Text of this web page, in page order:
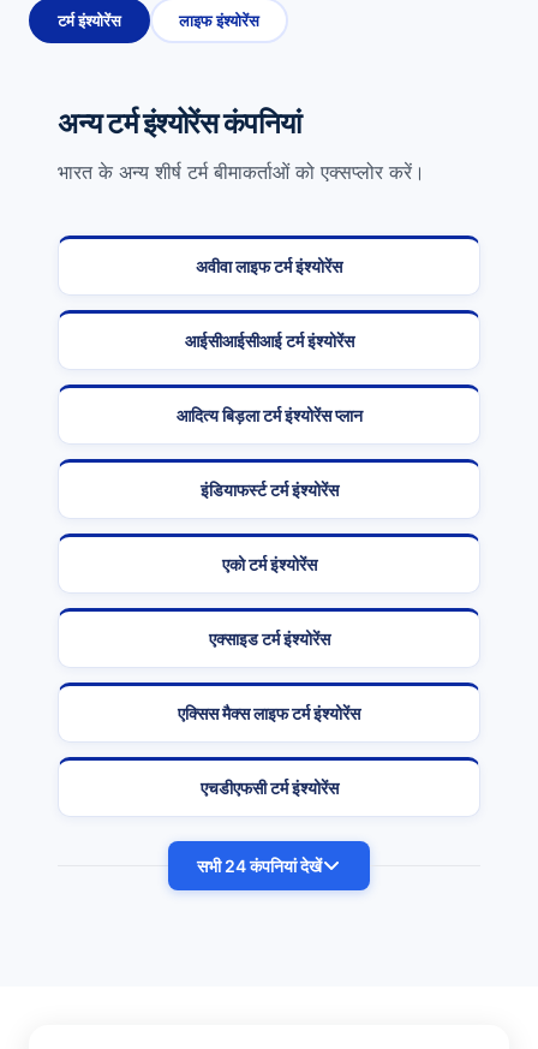
टर्म इंश्योरेंस लाइफ इंश्योरेंस
अन्य टर्म इंश्योरेंस कंपनियां
भारत के अन्य शीर्ष टर्म बीमाकर्ताओं को एक्सप्लोर करें।
अवीवा लाइफ टर्म इंश्योरेंस
आईसीआईसीआई टर्म इंश्योरेंस
आदित्य बिड़ला टर्म इंश्योरेंस प्लान
इंडियाफर्स्ट टर्म इंश्योरेंस
एको टर्म इंश्योरेंस
एक्साइड टर्म इंश्योरेंस
एक्सिस मैक्स लाइफ टर्म इंश्योरेंस
एचडीएफसी टर्म इंश्योरेंस
सभी 24 कंपनियां देखें